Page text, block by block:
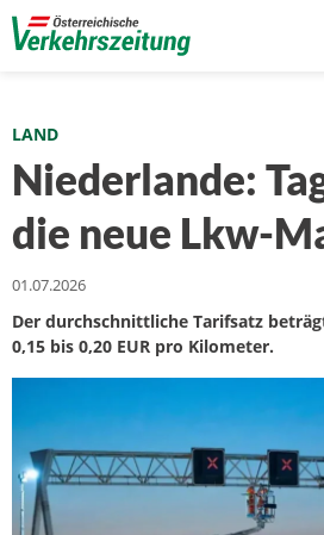
LAND
Niederlande:
die neue Lkw-
01.07.2026
Der durchschnittliche Tarifsatz
0,15 bis 0,20 EUR pro Kilometer.